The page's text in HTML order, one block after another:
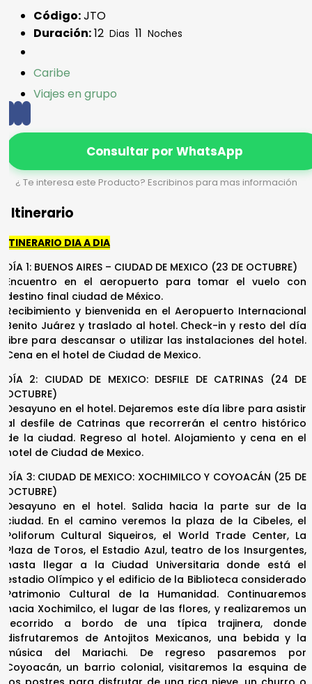
Código:JTO
Duración:12Dias 11Noches
Caribe
Viajes en grupo
Consultar por WhatsApp
¿ Te interesa este Producto? Escribinos para mas información
DIA A DIA
1: BUENOS AIRES – CIUDAD DE MEXICO (23 DE OCTUBRE)
en el aeropuerto para tomar el vuelo con
final ciudad de México.
y bienvenida en el Aeropuerto Internacional
Juárez y traslado al hotel. Check-in y resto del día
para descansar o utilizar las instalaciones del hotel.
en el hotel de Ciudad de Mexico.
2: CIUDAD DE MEXICO: DESFILE DE CATRINAS (24 DE
en el hotel. Dejaremos este día libre para asistir
desfile de Catrinas que recorrerán el centro histórico
la ciudad. Regreso al hotel. Alojamiento y cena en el
de Ciudad de Mexico.
3: CIUDAD DE MEXICO: XOCHIMILCO Y COYOACÁN (25 DE
en el hotel. Salida hacia la parte sur de la
En el camino veremos la plaza de la Cibeles, el
Cultural Siqueiros, el World Trade Center, La
de Toros, el Estadio Azul, teatro de los Insurgentes,
llegar a la Ciudad Universitaria donde está el
Olímpico y el edificio de la Biblioteca considerado
Cultural de la Humanidad. Continuaremos
Xochimilco, el lugar de las flores, y realizaremos un
a bordo de una típica trajinera, donde
de Antojitos Mexicanos, una bebida y la
del Mariachi. De regreso pasaremos por
un barrio colonial, visitaremos la esquina de